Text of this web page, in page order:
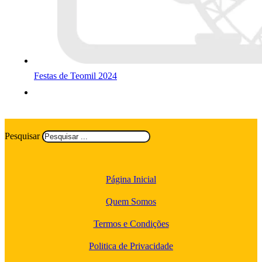
Festas de Teomil 2024
Pesquisar
Página Inicial
Quem Somos
Termos e Condições
Politica de Privacidade